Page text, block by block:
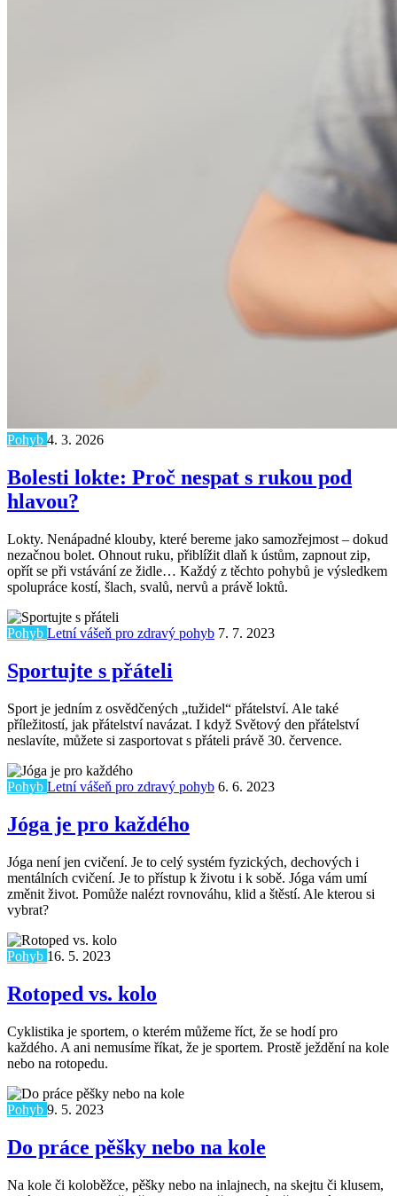
Pohyb 4. 3. 2026
Bolesti lokte: Proč nespat s rukou pod
hlavou?
Lokty. Nenápadné klouby, které bereme jako samozřejmost – dokud
nezačnou bolet. Ohnout ruku, přiblížit dlaň k ústům, zapnout zip,
opřít se při vstávání ze židle… Každý z těchto pohybů je výsledkem
spolupráce kostí, šlach, svalů, nervů a právě loktů.
Pohyb Letní vášeň pro zdravý pohyb 7. 7. 2023
Sportujte s přáteli
Sport je jedním z osvědčených „tužidel“ přátelství. Ale také
příležitostí, jak přátelství navázat. I když Světový den přátelství
neslavíte, můžete si zasportovat s přáteli právě 30. července.
Pohyb Letní vášeň pro zdravý pohyb 6. 6. 2023
Jóga je pro každého
Jóga není jen cvičení. Je to celý systém fyzických, dechových i
mentálních cvičení. Je to přístup k životu i k sobě. Jóga vám umí
změnit život. Pomůže nalézt rovnováhu, klid a štěstí. Ale kterou si
vybrat?
Pohyb 16. 5. 2023
Rotoped vs. kolo
Cyklistika je sportem, o kterém můžeme říct, že se hodí pro
každého. A ani nemusíme říkat, že je sportem. Prostě ježdění na kole
nebo na rotopedu.
Pohyb 9. 5. 2023
Do práce pěšky nebo na kole
Na kole či koloběžce, pěšky nebo na inlajnech, na skejtu či klusem,